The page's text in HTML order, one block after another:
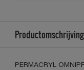
Productomschrijving
PERMACRYL